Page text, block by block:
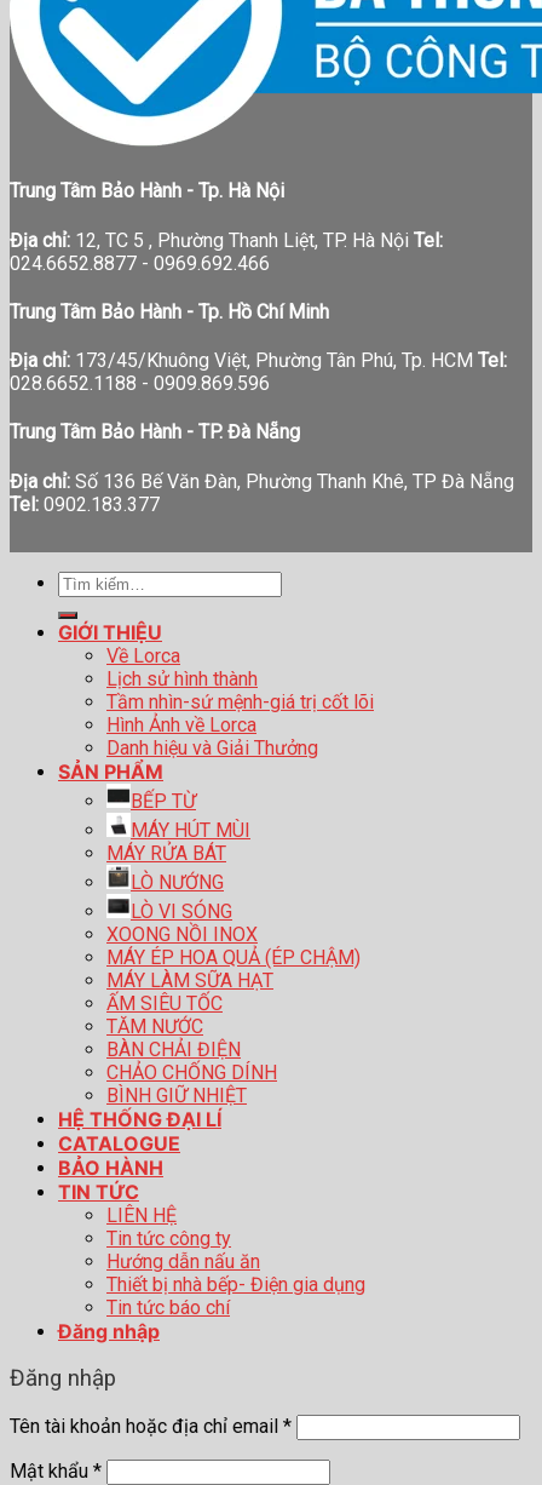
Tin tức báo chí
Trung Tâm Bảo Hành - Tp. Hà Nội
Địa chỉ: 12, TC 5 , Phường Thanh Liệt, TP. Hà Nội Tel:
024.6652.8877 - 0969.692.466
Trung Tâm Bảo Hành - Tp. Hồ Chí Minh
Địa chỉ: 173/45/Khuông Việt, Phường Tân Phú, Tp. HCM Tel:
028.6652.1188 - 0909.869.596
Trung Tâm Bảo Hành - TP. Đà Nẵng
Địa chỉ: Số 136 Bế Văn Đàn, Phường Thanh Khê, TP Đà Nẵng
Tel: 0902.183.377
Tìm
kiếm:
GIỚI THIỆU
Về Lorca
Lịch sử hình thành
Tầm nhìn-sứ mệnh-giá trị cốt lõi
Hình Ảnh về Lorca
Danh hiệu và Giải Thưởng
SẢN PHẨM
BẾP TỪ
MÁY HÚT MÙI
MÁY RỬA BÁT
LÒ NƯỚNG
LÒ VI SÓNG
XOONG NỒI INOX
MÁY ÉP HOA QUẢ (ÉP CHẬM)
MÁY LÀM SỮA HẠT
ẤM SIÊU TỐC
TĂM NƯỚC
BÀN CHẢI ĐIỆN
CHẢO CHỐNG DÍNH
BÌNH GIỮ NHIỆT
HỆ THỐNG ĐẠI LÍ
CATALOGUE
BẢO HÀNH
TIN TỨC
LIÊN HỆ
Tin tức công ty
Hướng dẫn nấu ăn
Thiết bị nhà bếp- Điện gia dụng
Tin tức báo chí
Đăng nhập
Đăng nhập
Tên tài khoản hoặc địa chỉ email *
Mật khẩu *